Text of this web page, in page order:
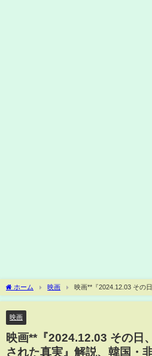
ホーム 映画
映画**『2024.12.03 その
解説、韓国・非常戒厳令の闇！捏造された「内
映画
映画**『2024.12.03 その日
された真実』解説、韓国・